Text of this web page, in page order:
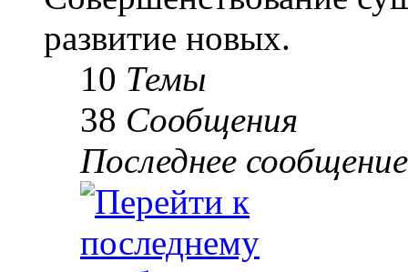
развитие новых.
10 Темы
38 Сообщения
Последнее сообщение